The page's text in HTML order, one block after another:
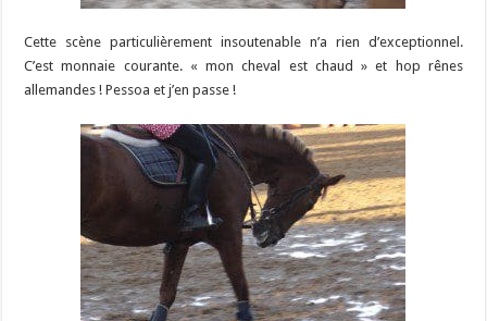
Cette scène particulièrement insoutenable n’a rien d’exceptionnel.
C’est monnaie courante. « mon cheval est chaud » et hop rênes
allemandes ! Pessoa et j’en passe !